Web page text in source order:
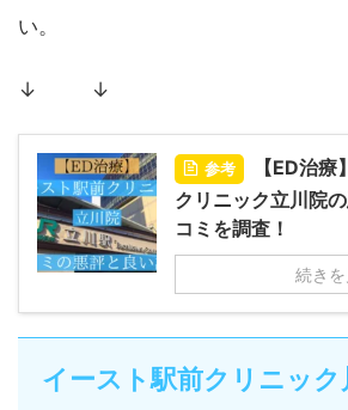
い。
↓ ↓
参考
【ED治
クリニック立川院
コミを調査！
続きを
イースト駅前クリニック